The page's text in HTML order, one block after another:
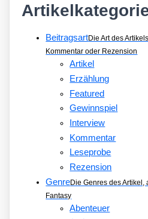
BeitragsartDie Art des
Kommentar oder Rezension
Artikel
Erzählung
Featured
Gewinnspiel
Interview
Kommentar
Leseprobe
Rezension
GenreDie Genres des
Fantasy
Abenteuer